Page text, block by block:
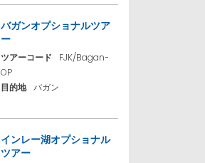
バガンオプショナルツア
ー
ツアーコード
FJK/Bagan-
OP
目的地
バガン
インレー湖オプショナル
ツアー